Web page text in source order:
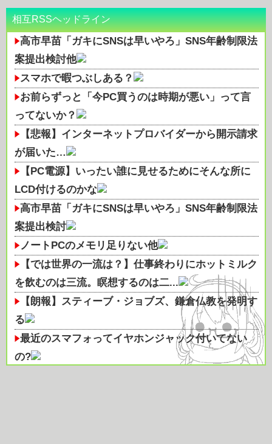
相互RSSヘッドライン
高市早苗「ガキにSNSは早いやろ」SNS年齢制限法
案提出検討他
スマホで暇つぶしある？
お前らずっと「今PC買うのは時期が悪い」って言
ってないか？
【悲報】インターネットプロバイダーから開示請求
が届いた…
【PC電源】いったい誰に見せるためにそんな所に
LCD付けるのかな
高市早苗「ガキにSNSは早いやろ」SNS年齢制限法
案提出検討
ノートPCのメモリ足りない他
【では世界の一流は？】仕事終わりにホットミルク
を飲むのは三流。瞑想するのは二...
【朗報】スティーブ・ジョブズ、鎌倉仏教を発明す
る
最近のスマフォってイヤホンジャック付いてない
の?